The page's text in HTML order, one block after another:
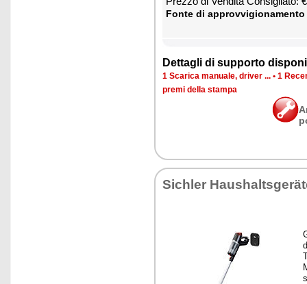
Fon­te di
Det­ta­gli di sup­por­to
1 Sca­ri­ca ma­nua­le, dri­ver ... • 1
pre­mi del­la stam­pa
Si­chler